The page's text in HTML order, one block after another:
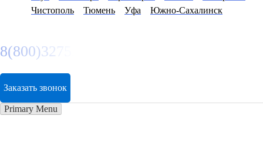
Чистополь
Тюмень Уфа Южно-Сахалинск
8(800)3275280
Заказать звонок
Primary Menu